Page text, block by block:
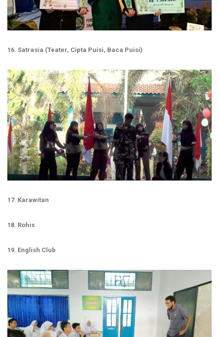
16. Satrasia (Teater, Cipta Puisi, Baca Puisi)
17. Karawitan
18. Rohis
19. English Club